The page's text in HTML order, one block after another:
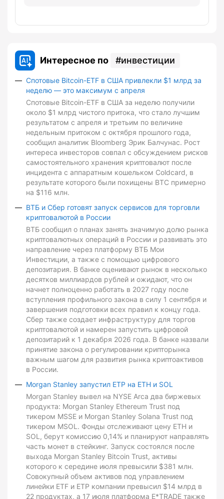
Интересное по инвестиции
Спотовые Bitcoin-ETF в США привлекли $1 млрд за
неделю — это максимум с апреля
Спотовые Bitcoin-ETF в США за неделю получили
около $1 млрд чистого притока, что стало лучшим
результатом с апреля и третьим по величине
недельным притоком с октября прошлого года,
сообщил аналитик Bloomberg Эрик Балчунас. Рост
интереса инвесторов совпал с обсуждением рисков
самостоятельного хранения криптовалют после
инцидента с аппаратным кошельком Coldcard, в
результате которого были похищены BTC примерно
на $116 млн.
ВТБ и Сбер готовят запуск сервисов для торговли
криптовалютой в России
ВТБ сообщил о планах занять значимую долю рынка
криптовалютных операций в России и развивать это
направление через платформу ВТБ Мои
Инвестиции, а также с помощью цифрового
депозитария. В банке оценивают рынок в несколько
десятков миллиардов рублей и ожидают, что он
начнет полноценно работать в 2027 году после
вступления профильного закона в силу 1 сентября и
завершения подготовки всех правил к концу года.
Сбер также создает инфраструктуру для торгов
криптовалютой и намерен запустить цифровой
депозитарий к 1 декабря 2026 года. В банке назвали
принятие закона о регулировании крипторынка
важным шагом для развития рынка криптоактивов
в России.
Morgan Stanley запустил ETP на ETH и SOL
Morgan Stanley вывел на NYSE Arca два биржевых
продукта: Morgan Stanley Ethereum Trust под
тикером MSSE и Morgan Stanley Solana Trust под
тикером MSOL. Фонды отслеживают цену ETH и
SOL, берут комиссию 0,14% и планируют направлять
часть монет в стейкинг. Запуск состоялся после
выхода Morgan Stanley Bitcoin Trust, активы
которого к середине июля превысили $381 млн.
Совокупный объем активов под управлением
линейки ETF и ETP компании превысил $14 млрд в
22 продуктах, а 17 июля платформа E*TRADE также